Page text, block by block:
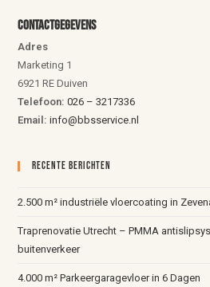
Contactgegevens
Adres
Marketing 1
6921 RE Duiven
Telefoon:026 – 3217336
Email: info@bbsservice.nl
Recente Berichten
2.500 m² industriële vloercoating in
Traprenovatie Utrecht – PMMA
buitenverkeer
4.000 m² Parkeergaragevloer in 6 Dagen